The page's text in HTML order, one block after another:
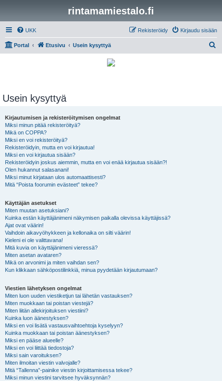
rintamamiestalo.fi
UKK Kirjaudu sisään
Rekisteröidy
Portal Etusivu Usein kysyttyä
Usein kysyttyä
Kirjautumisen ja rekisteröitymisen ongelmat
Miksi minun pitää rekisteröityä?
Mikä on COPPA?
Miksi en voi rekisteröityä?
Rekisteröidyin, mutta en voi kirjautua!
Miksi en voi kirjautua sisään?
Rekisteröidyin joskus aiemmin, mutta en voi enää kirjautua sisään?!
Olen hukannut salasanani!
Miksi minut kirjataan ulos automaattisesti?
Mitä “Poista foorumin evästeet” tekee?
Käyttäjän asetukset
Miten muutan asetuksiani?
Kuinka estän käyttäjänimeni näkymisen paikalla olevissa käyttäjissä?
Ajat ovat väärin!
Vaihdoin aikavyöhykkeen ja kellonaika on silti väärin!
Kieleni ei ole valittavana!
Mitä kuvia on käyttäjänimeni vieressä?
Miten asetan avataren?
Mikä on arvonimi ja miten vaihdan sen?
Kun klikkaan sähköpostilinkkiä, minua pyydetään kirjautumaan?
Viestien lähetyksen ongelmat
Miten luon uuden viestiketjun tai lähetän vastauksen?
Miten muokkaan tai poistan viestejä?
Miten liitän allekirjoituksen viestiini?
Kuinka luon äänestyksen?
Miksi en voi lisätä vastausvaihtoehtoja kyselyyn?
Kuinka muokkaan tai poistan äänestyksen?
Miksi en pääse alueelle?
Miksi en voi liittää tiedostoja?
Miksi sain varoituksen?
Miten ilmoitan viestin valvojalle?
Mitä “Tallenna”-painike viestin kirjoittamisessa tekee?
Miksi minun viestini tarvitsee hyväksynnän?